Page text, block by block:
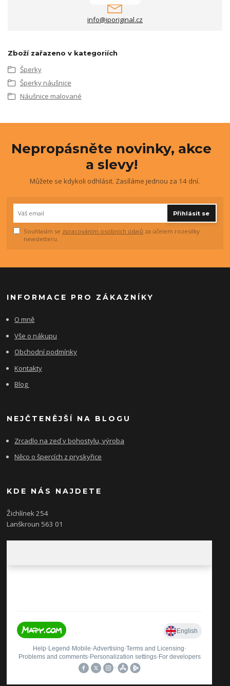
info@iporiginal.cz
Zboží zařazeno v kategoriích
Šperky
Šperky náušnice
Náušnice malované
Nepropásněte novinky, akce
a slevy!
Můžete se kdykoli odhlásit. Zasíláme jednou za 14 dní.
Přihlásit se
Souhlasím se zpracováním osobních údajů za účelem rozesílky
newsletteru.
INFORMACE PRO ZÁKAZNÍKY
O mně
Vše o nákupu
Obchodní podmínky
Kontakty
Blog
NEJČTENĚJŠÍ NA BLOGU
Zrcadlo na zeď v bohostylu, výroba
Něco o špercích z pryskyřice
KDE NÁS NAJDETE
Žichlínek 254
Lanškroun 563 01